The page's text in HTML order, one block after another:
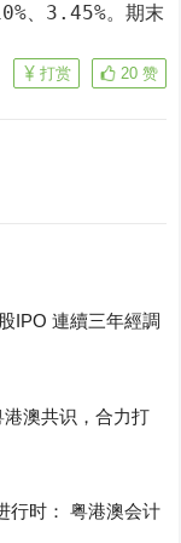
、3.45%。期末
20 赞
打赏
IPO 連續三年經調
港澳共识，合力打
行时： 粤港澳会计